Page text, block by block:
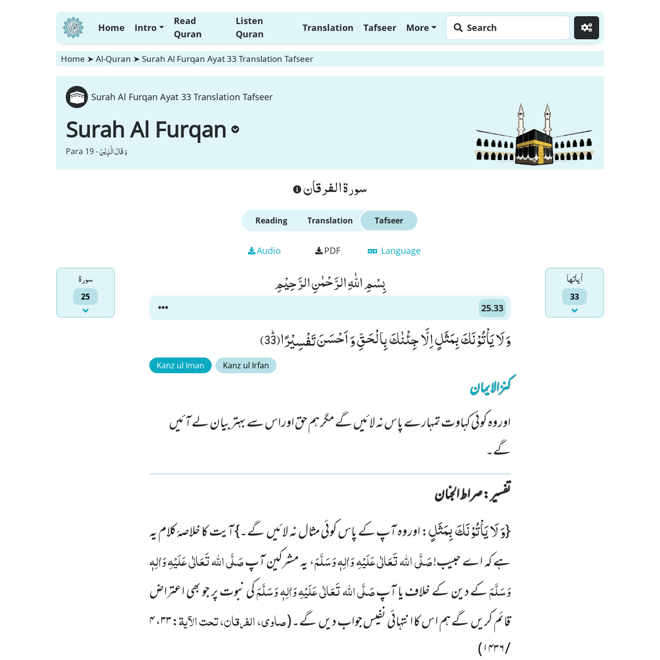
Home Intro
Read
Quran
Listen
Quran
Translation Tafseer More Search
Home ➤ Al-Quran ➤ Surah Al Furqan Ayat 33 Translation Tafseer
Surah Al Furqan Ayat 33 Translation Tafseer
Surah Al Furqan
Para 19 -وَ قَالَ الَّذِیْنَ
سورة الفرقان
Reading Translation Tafseer
Audio PDF Language
سورۃ
25
اٰياتها
33
بِسْمِ اللّٰهِ الرَّحْمٰنِ الرَّحِیْمِ
25.33
وَ لَا یَاْتُوْنَكَ بِمَثَلٍ اِلَّا جِئْنٰكَ بِالْحَقِّ وَ اَحْسَنَ تَفْسِیْرًاﭤ(33)
Kanz ul Iman Kanz ul Irfan
کنزالایمان
اور وہ کوئی کہاوت تمہارے پاس نہ لائیں گے مگر ہم حق اور اس سے بہتر بیان لے آئیں
گے۔
تفسیر : ‎صراط الجنان
{وَ لَا یَاْتُوْنَكَ بِمَثَلٍ: اور وہ آپ کے پاس کوئی مثال نہ لائیں گے۔} آیت کا خلاصۂ کلام یہ
ہے کہ اے حبیب!صَلَّی اللہ تَعَالٰی عَلَیْہِ وَاٰلِہٖ وَسَلَّمَ، یہ مشرکین آپصَلَّی اللہ تَعَالٰی عَلَیْہِ وَاٰلِہٖ
وَسَلَّمَکے دین کے خلاف یا آپصَلَّی اللہ تَعَالٰی عَلَیْہِ وَاٰلِہٖ وَسَلَّمَکی نبوت پر جو بھی اعتراض
قائم کریں گے ہم ا س کا انتہائی نفیس جواب دیں گے۔(صاوی، الفرقان، تحت الآیۃ:۳۳،۴
/ ۱۴۳۶
)